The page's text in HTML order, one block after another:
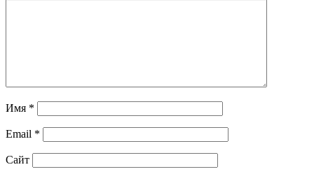
Имя *
Email *
Сайт